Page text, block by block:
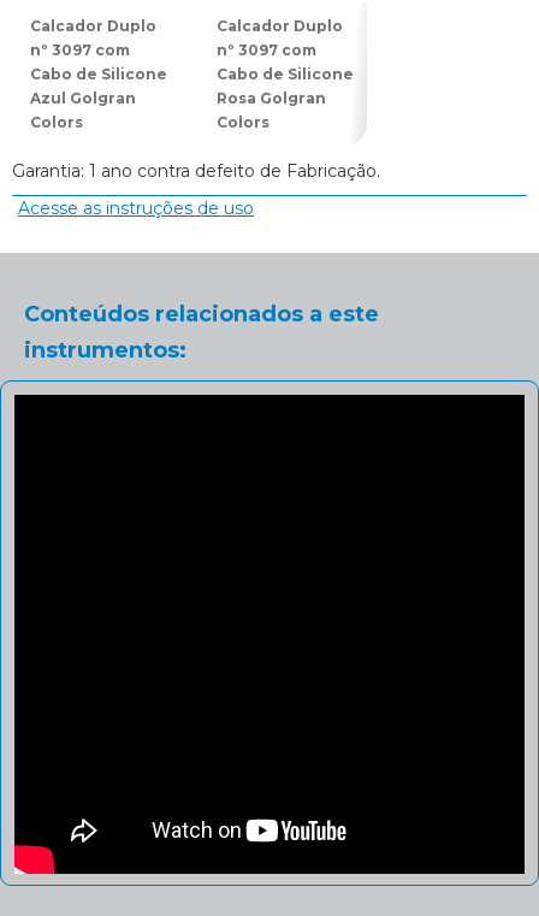
Calcador Duplo
nº 3097 com
Cabo de Silicone
Azul Golgran
Colors
Calcador Duplo
nº 3097 com
Cabo de Silicone
Rosa Golgran
Colors
Garantia: 1 ano contra defeito de Fabricação.
Acesse as instruções de uso
Conteúdos relacionados a este
instrumentos: